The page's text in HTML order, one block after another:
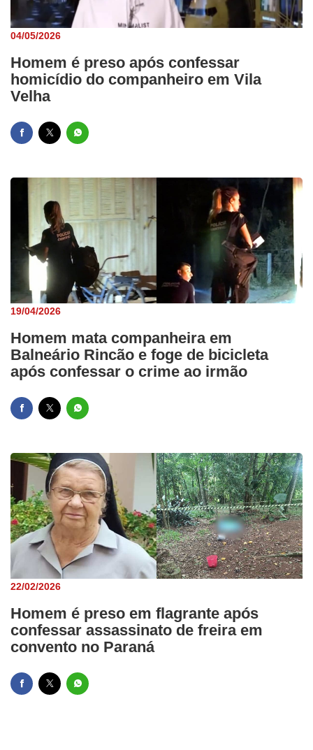
04/05/2026
Homem é preso após confessar
homicídio do companheiro em Vila
Velha
19/04/2026
Homem mata companheira em
Balneário Rincão e foge de bicicleta
após confessar o crime ao irmão
22/02/2026
Homem é preso em flagrante após
confessar assassinato de freira em
convento no Paraná